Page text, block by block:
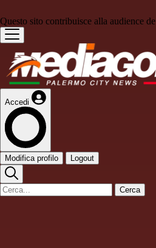
Questo sito contribuisce alla audience de
Accedi
Modifica profilo Logout
Cerca